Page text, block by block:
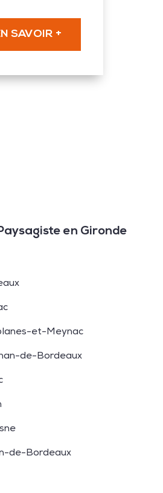
SAVOIR +
en Gironde
et-Meynac
de-Bordeaux
de-Bordeaux